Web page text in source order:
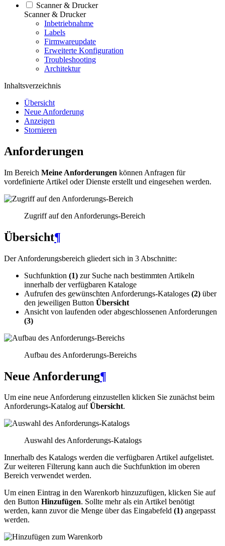
Scanner & Drucker
Scanner & Drucker
Inbetriebnahme
Labels
Firmwareupdate
Erweiterte Konfiguration
Troubleshooting
Architektur
Inhaltsverzeichnis
Übersicht
Neue Anforderung
Anzeigen
Stornieren
Anforderungen
Im Bereich Meine Anforderungen können Anfragen für
vordefinierte Artikel oder Dienste erstellt und eingesehen werden.
Zugriff auf den Anforderungs-Bereich
Übersicht¶
Der Anforderungsbereich gliedert sich in 3 Abschnitte:
Suchfunktion (1) zur Suche nach bestimmten Artikeln
innerhalb der verfügbaren Kataloge
Aufrufen des gewünschten Anforderungs-Kataloges (2) über
den jeweiligen Button Übersicht
Ansicht von laufenden oder abgeschlossenen Anforderungen
(3)
Aufbau des Anforderungs-Bereichs
Neue Anforderung¶
Um eine neue Anforderung einzustellen klicken Sie zunächst beim
Anforderungs-Katalog aufÜbersicht.
Auswahl des Anforderungs-Katalogs
Innerhalb des Katalogs werden die verfügbaren Artikel aufgelistet.
Zur weiteren Filterung kann auch die Suchfunktion im oberen
Bereich verwendet werden.
Um einen Eintrag in den Warenkorb hinzuzufügen, klicken Sie auf
den Button Hinzufügen. Sollte mehr als ein Artikel benötigt
werden, kann zuvor die Menge über das Eingabefeld (1) angepasst
werden.